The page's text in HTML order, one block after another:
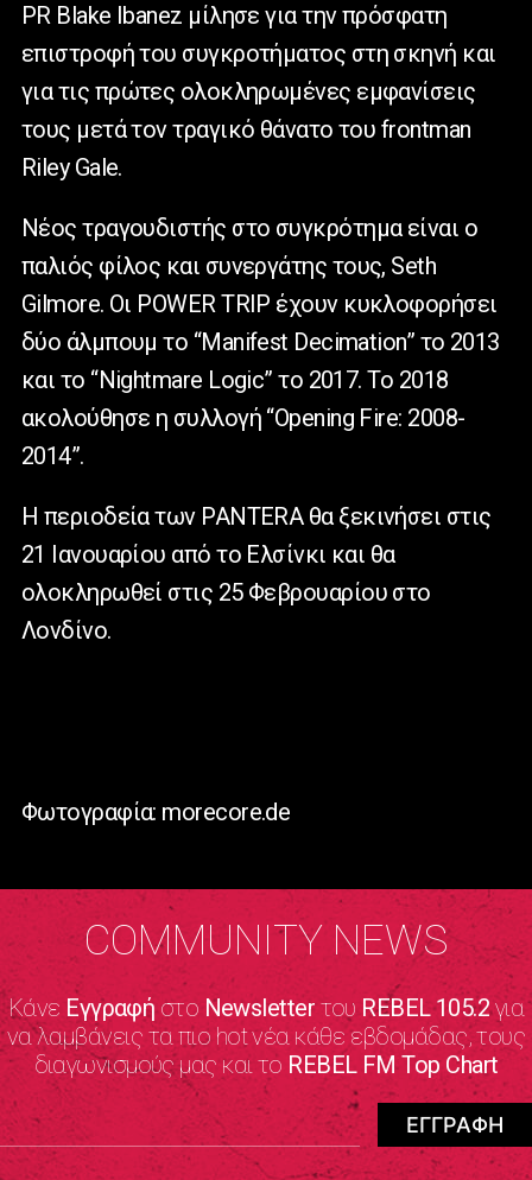
PR Blake Ibanez μίλησε για την πρόσφατη
επιστροφή του συγκροτήματος στη σκηνή και
για τις πρώτες ολοκληρωμένες εμφανίσεις
τους μετά τον τραγικό θάνατο του frontman
Riley Gale.
Νέος τραγουδιστής στο συγκρότημα είναι ο
παλιός φίλος και συνεργάτης τους, Seth
Gilmore. Οι POWER TRIP έχουν κυκλοφορήσει
δύο άλμπουμ το “Manifest Decimation” το 2013
και το “Nightmare Logic” το 2017. Το 2018
ακολούθησε η συλλογή “Opening Fire: 2008-
2014”.
Η περιοδεία των PANTERA θα ξεκινήσει στις
21 Ιανουαρίου από το Ελσίνκι και θα
ολοκληρωθεί στις 25 Φεβρουαρίου στο
Λονδίνο.
Φωτογραφία: morecore.de
COMMUNITY NEWS
Κάνε Εγγραφήστο NewsletterτουREBEL 105.2για
να λαμβάνεις τα πιο hot νέα κάθε εβδομάδας, τους
διαγωνισμούς μας και το REBEL FM Top Chart